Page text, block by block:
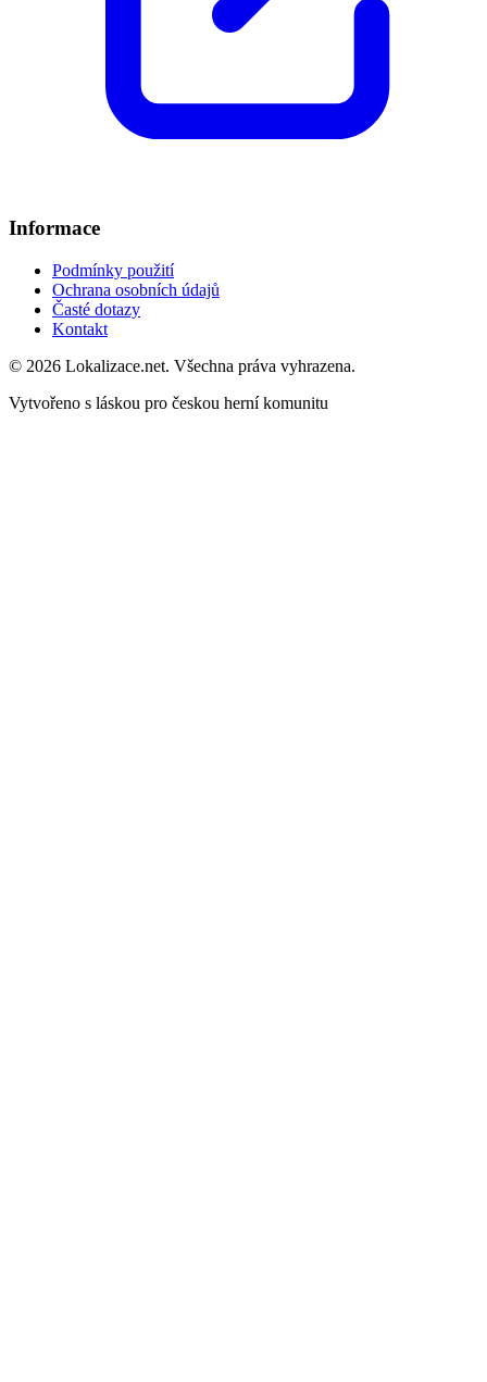
Informace
Podmínky použití
Ochrana osobních údajů
Časté dotazy
Kontakt
© 2026 Lokalizace.net. Všechna práva vyhrazena.
Vytvořeno s láskou pro českou herní komunitu